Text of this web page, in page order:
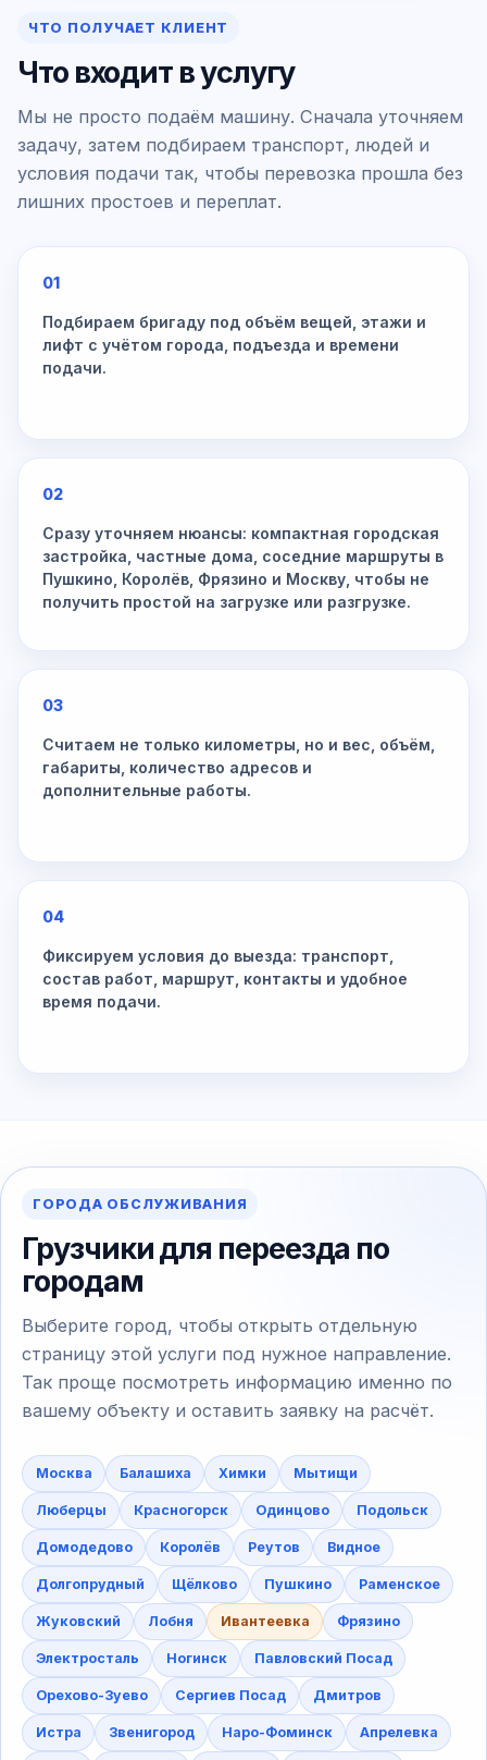
ЧТО ПОЛУЧАЕТ КЛИЕНТ
Что входит в услугу
Мы не просто подаём машину. Сначала уточняем
задачу, затем подбираем транспорт, людей и
условия подачи так, чтобы перевозка прошла без
лишних простоев и переплат.
01
Подбираем бригаду под объём вещей, этажи и
лифт с учётом города, подъезда и времени
подачи.
02
Сразу уточняем нюансы: компактная городская
застройка, частные дома, соседние маршруты в
Пушкино, Королёв, Фрязино и Москву, чтобы не
получить простой на загрузке или разгрузке.
03
Считаем не только километры, но и вес, объём,
габариты, количество адресов и
дополнительные работы.
04
Фиксируем условия до выезда: транспорт,
состав работ, маршрут, контакты и удобное
время подачи.
ГОРОДА ОБСЛУЖИВАНИЯ
Грузчики для переезда по
городам
Выберите город, чтобы открыть отдельную
страницу этой услуги под нужное направление.
Так проще посмотреть информацию именно по
вашему объекту и оставить заявку на расчёт.
Москва Балашиха Химки Мытищи
Люберцы Красногорск Одинцово Подольск
Домодедово Королёв Реутов Видное
Долгопрудный Щёлково Пушкино Раменское
Жуковский Лобня Ивантеевка Фрязино
Электросталь Ногинск Павловский Посад
Орехово-Зуево Сергиев Посад Дмитров
Истра Звенигород Наро-Фоминск Апрелевка